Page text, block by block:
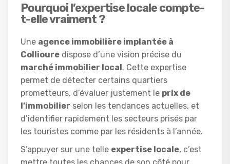
Pourquoi l’expertise locale compte-
t-elle vraiment ?
Une agence immobilière implantée à
Collioure dispose d’une vision précise du
marché immobilier local. Cette expertise
permet de détecter certains quartiers
prometteurs, d’évaluer justement le prix de
l’immobilier selon les tendances actuelles, et
d’identifier rapidement les secteurs prisés par
les touristes comme par les résidents à l’année.
S’appuyer sur une telle expertise locale, c’est